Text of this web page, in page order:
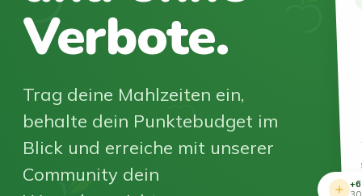
Verbote.
Trag deine Mahlzeiten ein,
behalte dein Punktebudget im
Blick und erreiche mit unserer
Community dein